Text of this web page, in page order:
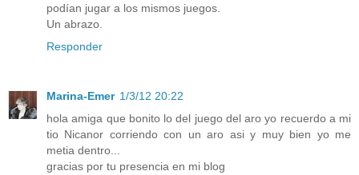
podían jugar a los mismos juegos.
Un abrazo.
Responder
Marina-Emer 1/3/12 20:22
hola amiga que bonito lo del juego del aro yo recuerdo a mi
tio Nicanor corriendo con un aro asi y muy bien yo me
metia dentro...
gracias por tu presencia en mi blog